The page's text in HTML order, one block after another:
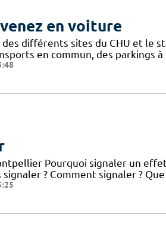
en voiture
différents sites du CHU et le
en commun, des parkings
Pourquoi signaler un
signaler ? Comment signaler ?